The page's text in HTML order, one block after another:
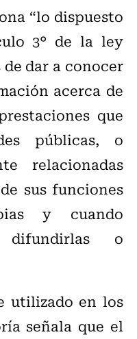
“lo dispuesto
3° de la ley
de dar a conocer
acerca de
que
públicas, o
relacionadas
sus funciones
y cuando
difundirlas o
utilizado en los
señala que el